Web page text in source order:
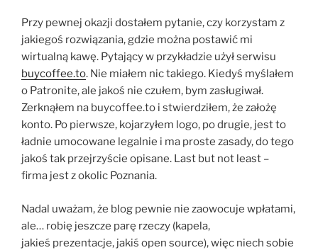
Przy pewnej okazji dostałem pytanie, czy korzystam z
jakiegoś rozwiązania, gdzie można postawić mi
wirtualną kawę. Pytający w przykładzie użył serwisu
buycoffee.to. Nie miałem nic takiego. Kiedyś myślałem
o Patronite, ale jakoś nie czułem, bym zasługiwał.
Zerknąłem na buycoffee.to i stwierdziłem, że założę
konto. Po pierwsze, kojarzyłem logo, po drugie, jest to
ładnie umocowane legalnie i ma proste zasady, do tego
jakoś tak przejrzyście opisane. Last but not least –
firma jest z okolic Poznania.
Nadal uważam, że blog pewnie nie zaowocuje wpłatami,
ale… robię jeszcze parę rzeczy (kapela,
jakieś prezentacje, jakiś open source), więc niech sobie